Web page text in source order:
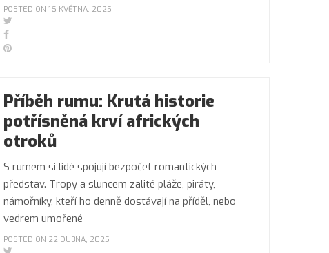
POSTED ON 16 KVĚTNA, 2025
Příběh rumu: Krutá historie
potřísněná krví afrických
otroků
S rumem si lidé spojují bezpočet romantických
představ. Tropy a sluncem zalité pláže, piráty,
námořníky, kteří ho denně dostávají na příděl, nebo
vedrem umořené
POSTED ON 22 DUBNA, 2025